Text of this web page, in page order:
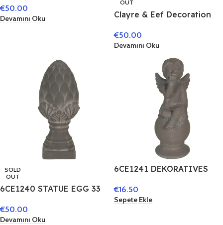
€50.00
Devamını Oku
OUT
Clayre & Eef Decoration
6CE1080
€50.00
Devamını Oku
SOLD
OUT
6CE1240 STATUE EGG 33
€50.00
Devamını Oku
6CE1241 DEKORATIVES
KERAMIK ENGEL DEKO
ACCESSOIRES
€16.50
Sepete Ekle